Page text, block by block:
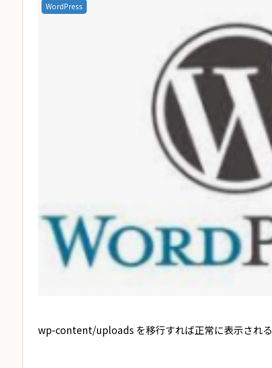
WordPress
wp-content/uploads を移行すれば正常に表示される